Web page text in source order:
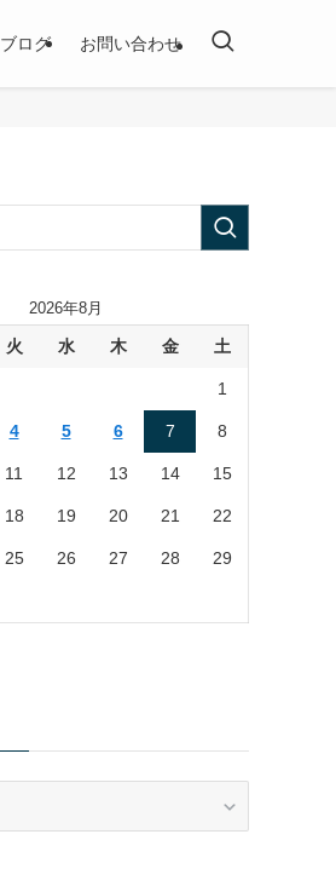
ブログ お問い合わせ
2026年8月
火 水 木 金 土
1
4 5 6 7 8
11 12 13 14 15
18 19 20 21 22
25 26 27 28 29